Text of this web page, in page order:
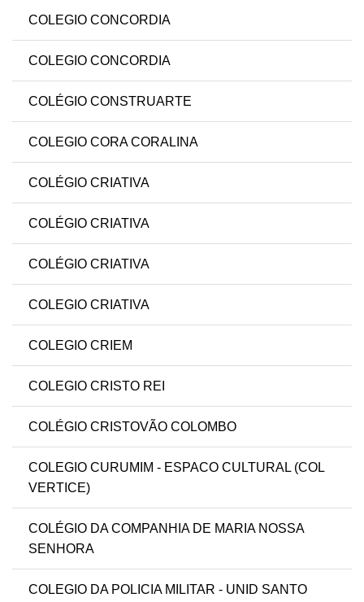
COLEGIO CONCORDIA
COLEGIO CONCORDIA
COLÉGIO CONSTRUARTE
COLEGIO CORA CORALINA
COLÉGIO CRIATIVA
COLÉGIO CRIATIVA
COLÉGIO CRIATIVA
COLEGIO CRIATIVA
COLEGIO CRIEM
COLEGIO CRISTO REI
COLÉGIO CRISTOVÃO COLOMBO
COLEGIO CURUMIM - ESPACO CULTURAL (COL
VERTICE)
COLÉGIO DA COMPANHIA DE MARIA NOSSA
SENHORA
COLEGIO DA POLICIA MILITAR - UNID SANTO